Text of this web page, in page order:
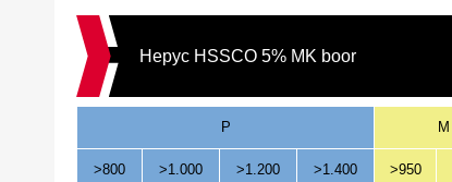
Hepyc HSSCO 5% MK boor
P M
>800 >1.000 >1.200 >1.400 >950